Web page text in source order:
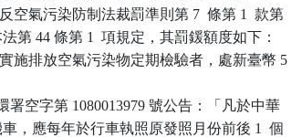
空氣污染防制法裁罰準則第 7  條第 1  款第
第 44 條第 1  項規定，其罰鍰額度如下：
施排放空氣污染物定期檢驗者，處新臺幣 5
署空字第 1080013979 號公告：「凡於中華
車，應每年於行車執照原發照月份前後 1  個